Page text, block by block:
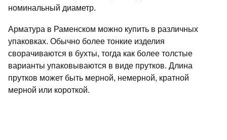
номинальный диаметр.
Арматура в Раменском можно купить в различных
упаковках. Обычно более тонкие изделия
сворачиваются в бухты, тогда как более толстые
варианты упаковываются в виде прутков. Длина
прутков может быть мерной, немерной, кратной
мерной или короткой.